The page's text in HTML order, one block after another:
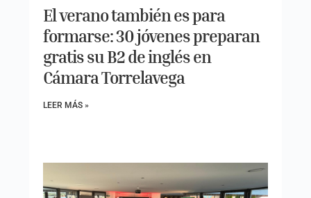
El verano también es para
formarse: 30 jóvenes preparan
gratis su B2 de inglés en
Cámara Torrelavega
LEER MÁS »